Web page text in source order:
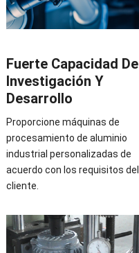
Fuerte Capacidad De
Investigación Y
Desarrollo
Proporcione máquinas de
procesamiento de aluminio
industrial personalizadas de
acuerdo con los requisitos del
cliente.